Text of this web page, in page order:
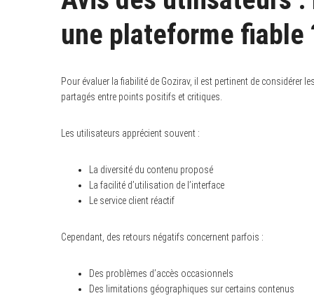
une plateforme fiable
Pour évaluer la fiabilité de Gozirav, il est pertinent de considérer
partagés entre points positifs et critiques.
Les utilisateurs apprécient souvent :
La diversité du contenu proposé
La facilité d’utilisation de l’interface
Le service client réactif
Cependant, des retours négatifs concernent parfois :
Des problèmes d’accès occasionnels
Des limitations géographiques sur certains contenus